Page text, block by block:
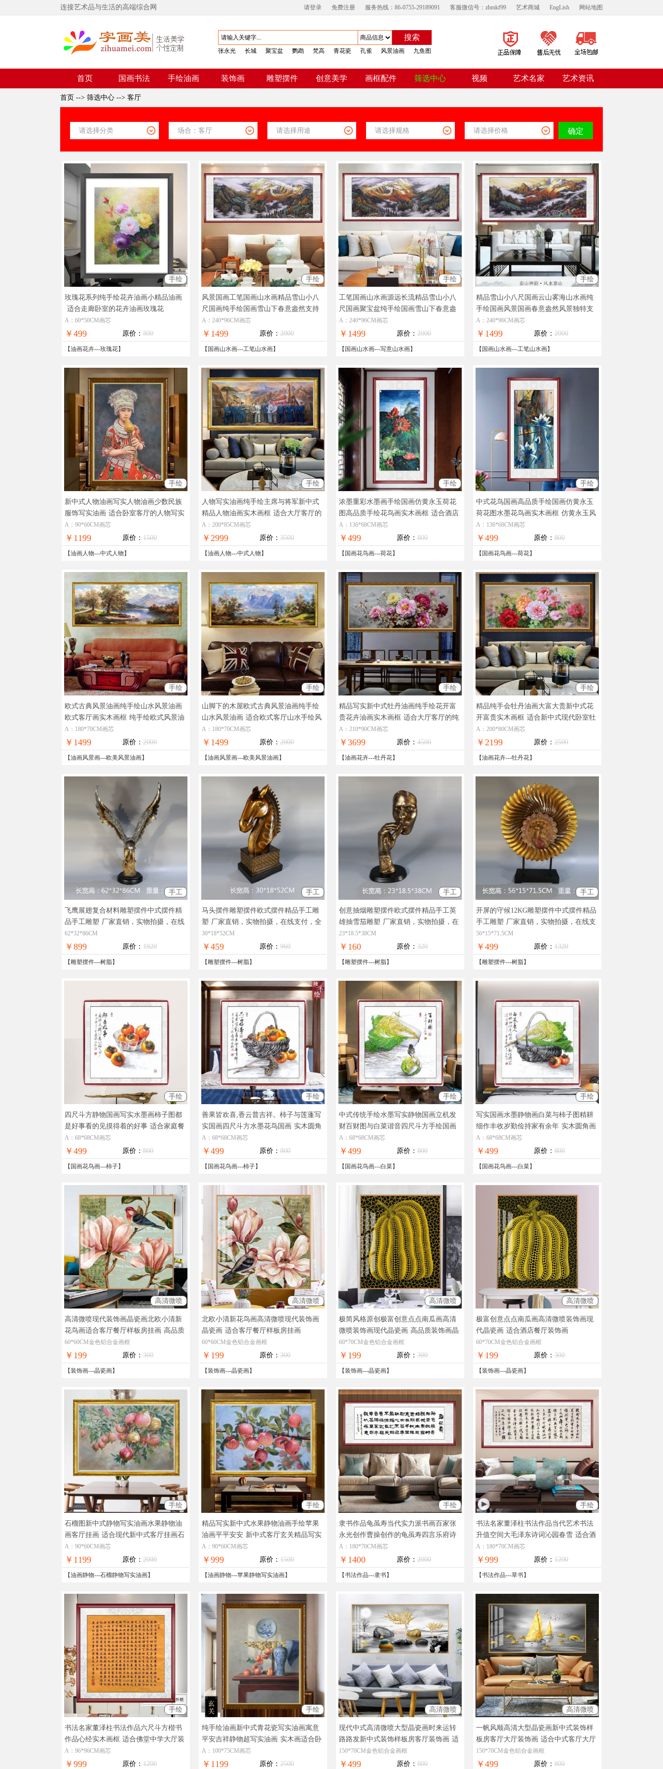
连接艺术品与生活的高端综合网 请登录 免费注册 服务热线：86-0755-29189091 客服微信号：zhmkf99 艺术商城 EngLish 网站地图
搜索
张永光 长城 聚宝盆 鹦鹉 梵高 青花瓷 孔雀 风景油画 九鱼图
首页 国画书法 手绘油画 装饰画 雕塑摆件 创意美学 画框配件 筛选中心 视频 艺术名家 艺术资讯
首页 --> 筛选中心 --> 客厅
手绘
玫瑰花系列纯手绘花卉油画小精品油画
适合走廊卧室的花卉油画玫瑰花
A：60*50CM画芯
￥499 原价： 800
【油画花卉---玫瑰花】
手绘
风景国画工笔国画山水画精品雪山小八
尺国画纯手绘国画雪山下春意盎然支持
个性提词 大型实木国画画框手绘国画
A：240*96CM画芯
￥1499 原价： 2000
【 国画山水画---工笔山水画】
手绘
工笔国画山水画源远长流精品雪山小八
尺国画聚宝盆纯手绘国画雪山下春意盎
然支持个性提词
A：240*96CM画芯
￥1499 原价： 2000
【 国画山水画---写意山水画】
手绘
精品雪山小八尺国画云山雾海山水画纯
手绘国画风景国画春意盎然风景独特支
持个性提词 实木画框手绘大型国画
A：240*96CM画芯
￥1499 原价： 2000
【 国画山水画---工笔山水画】
手绘
新中式人物油画写实人物油画少数民族
服饰写实油画 适合卧室客厅的人物写实
油画
A：90*60CM画芯
￥1199 原价： 1500
【油画人物---中式人物 】
手绘
人物写实油画纯手绘主席与将军新中式
精品人物油画实木画框 适合大厅客厅的
纯手绘精品收藏人物油画
A：200*85CM画芯
￥2999 原价： 3500
【油画人物---中式人物 】
手绘
浓墨重彩水墨画手绘国画仿黄永玉荷花
图高品质手绘花鸟画实木画框 适合酒店
走廊卧室餐厅国画
A：136*68CM画芯
￥499 原价： 800
【 国画花鸟画---荷花】
手绘
中式花鸟国画高品质手绘国画仿黄永玉
荷花图水墨花鸟画实木画框 仿黄永玉风
格国画
A：136*68CM画芯
￥499 原价： 800
【 国画花鸟画---荷花】
手绘
欧式古典风景油画纯手绘山水风景油画
欧式客厅画实木画框 纯手绘欧式风景油
画客厅挂画
A：180*70CM画芯
￥1499 原价： 2000
【油画风景画---欧美风景油画】
手绘
山脚下的木屋欧式古典风景油画纯手绘
山水风景油画 适合欧式客厅山水手绘风
景油画实木画框
A：180*70CM画芯
￥1499 原价： 2000
【油画风景画---欧美风景油画】
手绘
精品写实新中式牡丹油画纯手绘花开富
贵花卉油画实木画框 适合大厅客厅的纯
手绘精品收藏牡丹油画
A：210*90CM画芯
￥3699 原价： 4500
【油画花卉---牡丹花】
手绘
精品纯手会牡丹油画大富大贵新中式花
开富贵实木画框 适合新中式现代卧室牡
丹油画花卉油画
A：200*80CM画芯
￥2199 原价： 2500
【油画花卉---牡丹花】
手工
飞鹰展翅复合材料雕塑摆件中式摆件精
品手工雕塑 厂家直销，实物拍摄，在线
支付，全国免邮
62*32*86CM
￥899 原价： 1920
【雕塑摆件---树脂】
手工
马头摆件雕塑摆件欧式摆件精品手工雕
塑 厂家直销，实物拍摄，在线支付，全
国免邮
30*18*52CM
￥459 原价： 960
【雕塑摆件---树脂】
手工
创意抽烟雕塑摆件欧式摆件精品手工英
雄抽雪茄雕塑 厂家直销，实物拍摄，在
线支付，全国免邮
23*18.5*38CM
￥160 原价： 320
【雕塑摆件---树脂】
手工
开屏的守候12KG雕塑摆件中式摆件精品
手工雕塑 厂家直销，实物拍摄，在线支
付，全国免邮
56*15*71.5CM
￥499 原价： 1320
【雕塑摆件---树脂】
手绘
四尺斗方静物国画写实水墨画柿子图都
是好事看的见摸得着的好事 适合家庭餐
厅客厅挂画实木圆角画框
A：68*68CM画芯
￥499 原价： 800
【 国画花鸟画---柿子】
手绘
善果皆欢喜,香云普吉祥。柿子与莲蓬写
实国画四尺斗方水墨花鸟国画 实木圆角
画框适合餐厅酒店卧室装饰水墨花鸟画
A：68*68CM画芯
￥499 原价： 800
【 国画花鸟画---柿子】
手绘
中式传统手绘水墨写实静物国画立机发
财百财图与白菜谐音四尺斗方手绘国画
适合办公室会议室手绘国画实木圆角画
框
A：68*68CM画芯
￥499 原价： 800
【 国画花鸟画---白菜】
手绘
写实国画水墨静物画白菜与柿子图精耕
细作丰收岁勤俭持家有余年 实木圆角画
框适合客厅挂画
A：68*68CM画芯
￥499 原价： 800
【 国画花鸟画---白菜】
高清微喷
高清微喷现代装饰画晶瓷画北欧小清新
花鸟画适合客厅餐厅样板房挂画 高品质
装饰画晶瓷画
60*60CM金色铝合金画框
￥199 原价： 300
【装饰画---晶瓷画】
高清微喷
北欧小清新花鸟画高清微喷现代装饰画
晶瓷画 适合客厅餐厅样板房挂画
60*60CM金色铝合金画框
￥199 原价： 300
【装饰画---晶瓷画】
高清微喷
极简风格原创极富创意点点南瓜画高清
微喷装饰画现代晶瓷画 高品质装饰画晶
瓷画
60*70CM金色铝合金画框
￥199 原价： 300
【装饰画---晶瓷画】
高清微喷
极富创意点点南瓜画高清微喷装饰画现
代晶瓷画 适合酒店餐厅装饰画
60*70CM金色铝合金画框
￥199 原价： 300
【装饰画---晶瓷画】
手绘
石榴图新中式静物写实油画水果静物油
画客厅挂画 适合现代新中式客厅挂画石
榴油画
A：90*60CM画芯
￥1199 原价： 2000
【油画静物---石榴静物写实油画】
手绘
精品写实新中式水果静物油画手绘苹果
油画平平安安 新中式客厅玄关精品写实
水果静物油画
A：90*60CM画芯
￥999 原价： 1500
【油画静物---苹果静物写实油画】
手绘
隶书作品龟虽寿当代实力派书画百家张
永光创作曹操创作的龟虽寿四言乐府诗
名家书法作品收藏价值高
A：180*70CM画芯
￥1400 原价： 2000
【书法作品---隶书】
手绘
书法名家董泽柱书法作品当代艺术书法
升值空间大毛泽东诗词沁园春雪 适合酒
店大厅办公室会议室收藏挂画
A：180*70CM画芯
￥999 原价： 1200
【书法作品---草书】
手绘
书法名家董泽柱书法作品六尺斗方楷书
作品心经实木画框 适合佛堂中学大厅装
饰书法作品
A：96*96CM画芯
￥999 原价： 1200
手绘
纯手绘油画新中式青花瓷写实油画寓意
平安吉祥静物超写实油画 实木画适合卧
室新中式油画
A：100*75CM画芯
￥1199 原价： 2500
高清微喷
现代中式高清微喷大型晶瓷画时来运转
路路发新中式装饰样板房客厅装饰画 适
合客厅的装饰画
150*70CM金色铝合金画框
￥499 原价： 800
高清微喷
一帆风顺高清大型晶瓷画新中式装饰样
板房客厅大厅装饰画 适合中式客厅大厅
的装饰画
150*70CM金色铝合金画框
￥499 原价： 800